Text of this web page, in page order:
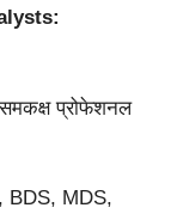
प्रोफेशनल
BDS, MDS,